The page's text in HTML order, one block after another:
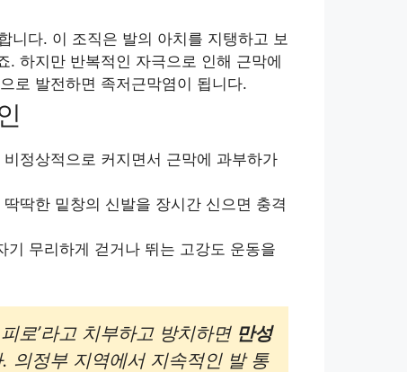
니다. 이 조직은 발의 아치를 지탱하고 보
. 하지만 반복적인 자극으로 인해 근막에
로 발전하면 족저근막염이 됩니다.
정상적으로 커지면서 근막에 과부하가
딱한 밑창의 신발을 장시간 신으면 충격
기 무리하게 걷거나 뛰는 고강도 운동을
로’라고 치부하고 방치하면 만성
의정부 지역에서 지속적인 발 통